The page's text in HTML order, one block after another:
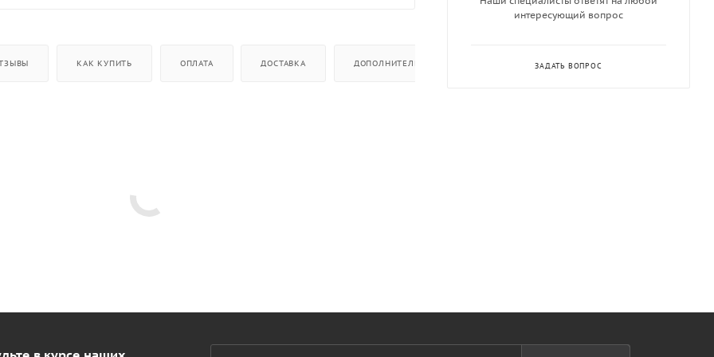
КАК КУПИТЬ ОПЛАТА ДОСТАВКА ДОПОЛНИТЕЛЬНО
интересующий вопрос
ЗАДАТЬ ВОПРОС